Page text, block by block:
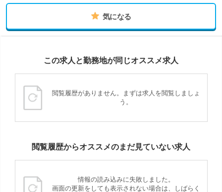
気になる
この求人と勤務地が同じオススメ求人
閲覧履歴がありません。まずは求人を閲覧しましょ
う。
閲覧履歴からオススメのまだ見ていない求人
情報の読み込みに失敗しました。
画面の更新をしても表示されない場合は、しばらく